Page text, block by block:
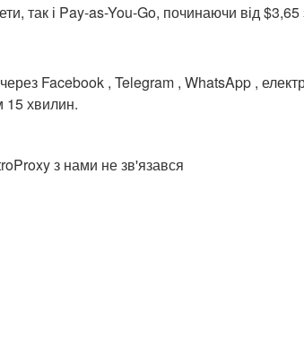
так і Pay-as-You-Go, починаючи від
Facebook , Telegram , WhatsApp ,
15 хвилин.
з нами не зв'язався